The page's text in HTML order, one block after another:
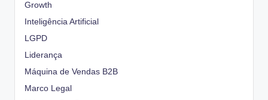
Growth
Inteligência Artificial
LGPD
Liderança
Máquina de Vendas B2B
Marco Legal